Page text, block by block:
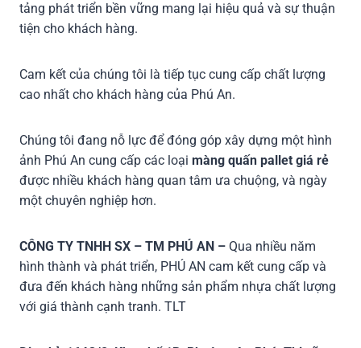
tảng phát triển bền vững mang lại hiệu quả và sự thuận
tiện cho khách hàng.
Cam kết của chúng tôi là tiếp tục cung cấp chất lượng
cao nhất cho khách hàng của Phú An.
Chúng tôi đang nỗ lực để đóng góp xây dựng một hình
ảnh Phú An cung cấp các loại màng quấn pallet giá rẻ
được nhiều khách hàng quan tâm ưa chuộng, và ngày
một chuyên nghiệp hơn.
CÔNG TY TNHH SX – TM PHÚ AN – Qua nhiều năm
hình thành và phát triển, PHÚ AN cam kết cung cấp và
đưa đến khách hàng những sản phẩm nhựa chất lượng
với giá thành cạnh tranh. TLT